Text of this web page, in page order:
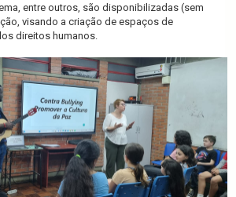
entre outros, são disponibilizadas (sem
visando a criação de espaços de
direitos humanos.